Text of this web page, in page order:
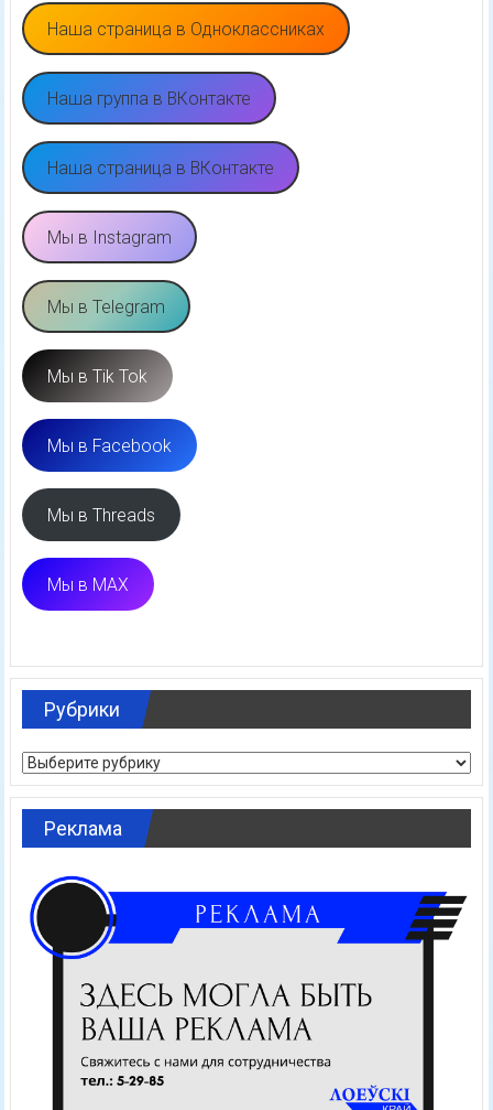
Наша страница в Одноклассниках
Наша группа в ВКонтакте
Наша страница в ВКонтакте
Мы в Instagram
Мы в Telegram
Мы в Tik Tok
Мы в Facebook
Мы в Threads
Мы в MAX
Рубрики
Рубрики
Реклама